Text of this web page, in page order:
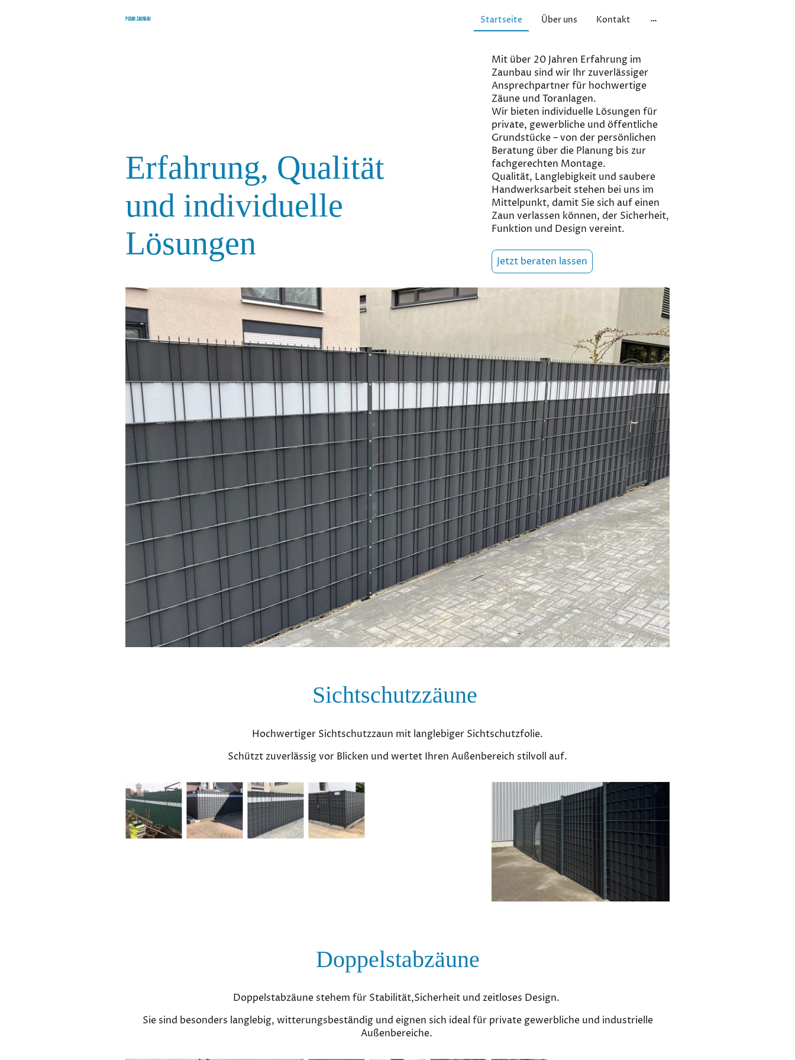
Pusan Zaunbau Startseite Über uns Kontakt
Erfahrung, Qualität
und individuelle
Lösungen
Mit über 20 Jahren Erfahrung im
Zaunbau sind wir Ihr zuverlässiger
Ansprechpartner für hochwertige
Zäune und Toranlagen.
Wir bieten individuelle Lösungen für
private, gewerbliche und öffentliche
Grundstücke – von der persönlichen
Beratung über die Planung bis zur
fachgerechten Montage.
Qualität, Langlebigkeit und saubere
Handwerksarbeit stehen bei uns im
Mittelpunkt, damit Sie sich auf einen
Zaun verlassen können, der Sicherheit,
Funktion und Design vereint.
Jetzt beraten lassen
Sichtschutzzäune
Hochwertiger Sichtschutzzaun mit langlebiger Sichtschutzfolie.
Schützt zuverlässig vor Blicken und wertet Ihren Außenbereich stilvoll auf.
Doppelstabzäune
Doppelstabzäune stehem für Stabilität,Sicherheit und zeitloses Design.
Sie sind besonders langlebig, witterungsbeständig und eignen sich ideal für private gewerbliche und industrielle
Außenbereiche.